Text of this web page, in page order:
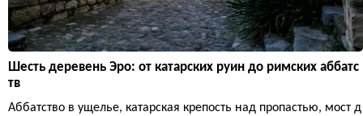
Шесть деревень Эро: от катарских руин до римских аббатс
тв
Аббатство в ущелье, катарская крепость над пропастью, мост д